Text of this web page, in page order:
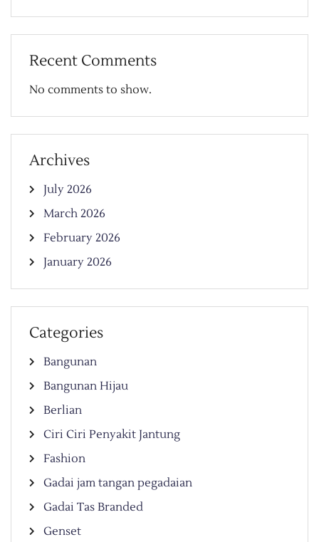
Recent Comments
No comments to show.
Archives
July 2026
March 2026
February 2026
January 2026
Categories
Bangunan
Bangunan Hijau
Berlian
Ciri Ciri Penyakit Jantung
Fashion
Gadai jam tangan pegadaian
Gadai Tas Branded
Genset